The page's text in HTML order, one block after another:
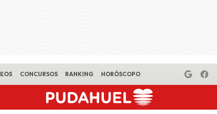
CONCURSOS RANKING HORÓSCOPO